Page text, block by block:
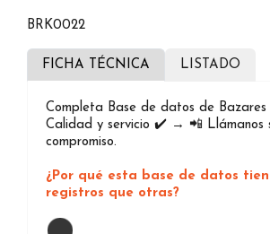
BRK0022
FICHA TÉCNICA LISTADO
Completa Base de datos de
Calidad y servicio ✔️ → 📲 Llámanos
compromiso.
¿Por qué esta base de datos
registros que otras?